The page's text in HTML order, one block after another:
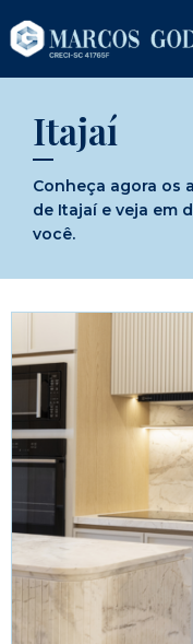
Itajaí
Conheça agora os
de Itajaí e veja em
você.